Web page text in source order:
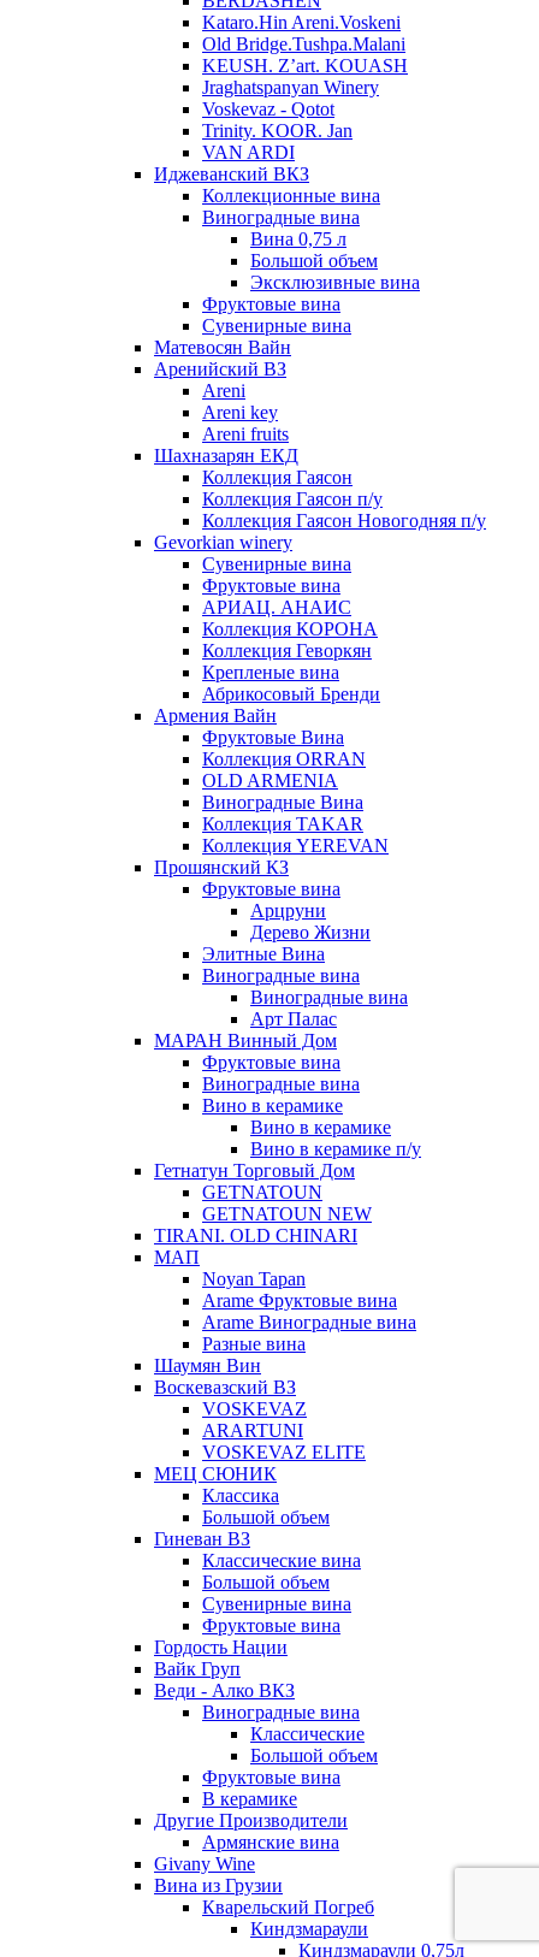
Kataro.Hin Areni.Voskeni
Old Bridge.Tushpa.Malani
KEUSH. Z’art. KOUASH
Jraghatspanyan Winery
Voskevaz - Qotot
Trinity. KOOR. Jan
VAN ARDI
Иджеванский ВКЗ
Коллекционные вина
Виноградные вина
Вина 0,75 л
Большой объем
Эксклюзивные вина
Фруктовые вина
Cувенирные вина
Матевосян Вайн
Аренийский ВЗ
Areni
Areni key
Areni fruits
Шахназарян ЕКД
Коллекция Гаясон
Коллекция Гаясон п/у
Коллекция Гаясон Новогодняя п/у
Gevorkian winery
Сувенирные вина
Фруктовые вина
АРИАЦ. АНАИС
Коллекция КОРОНА
Коллекция Геворкян
Крепленые вина
Абрикосовый Бренди
Армения Вайн
Фруктовые Вина
Коллекция ORRAN
OLD ARMENIA
Виноградные Вина
Коллекция TAKAR
Коллекция YEREVAN
Прошянский КЗ
Фруктовые вина
Арцруни
Дерево Жизни
Элитные Вина
Виноградные вина
Виноградные вина
Арт Палас
МАРАН Винный Дом
Фруктовые вина
Виноградные вина
Вино в керамике
Вино в керамике
Вино в керамике п/у
Гетнатун Торговый Дом
GETNATOUN
GETNATOUN NEW
TIRANI. OLD CHINARI
МАП
Noyan Tapan
Arame Фруктовые вина
Arame Виноградные вина
Разные вина
Шаумян Вин
Воскевазский ВЗ
VOSKEVAZ
ARARTUNI
VOSKEVAZ ELITE
МЕЦ СЮНИК
Классика
Большой объем
Гиневан ВЗ
Классические вина
Большой объем
Сувенирные вина
Фруктовые вина
Гордость Нации
Вайк Груп
Веди - Алко ВКЗ
Виноградные вина
Классические
Большой объем
Фруктовые вина
В керамике
Другие Производители
Армянские вина
Givany Wine
Вина из Грузии
Кварельский Погреб
Киндзмараули
Киндзмараули 0,75л